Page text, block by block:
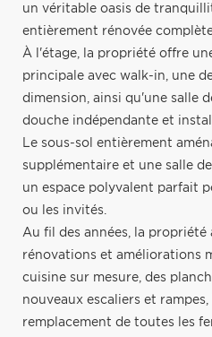
un véritable oasis de
entièrement rénovée
À l'étage, la propriété offre
principale avec walk-in, une
dimension, ainsi qu'une salle
douche indépendante et
Le sous-sol entièrement
supplémentaire et une salle
un espace polyvalent parfait
ou les invités.
Au fil des années, la propriété
rénovations et améliorations
cuisine sur mesure, des
nouveaux escaliers et
remplacement de toutes les